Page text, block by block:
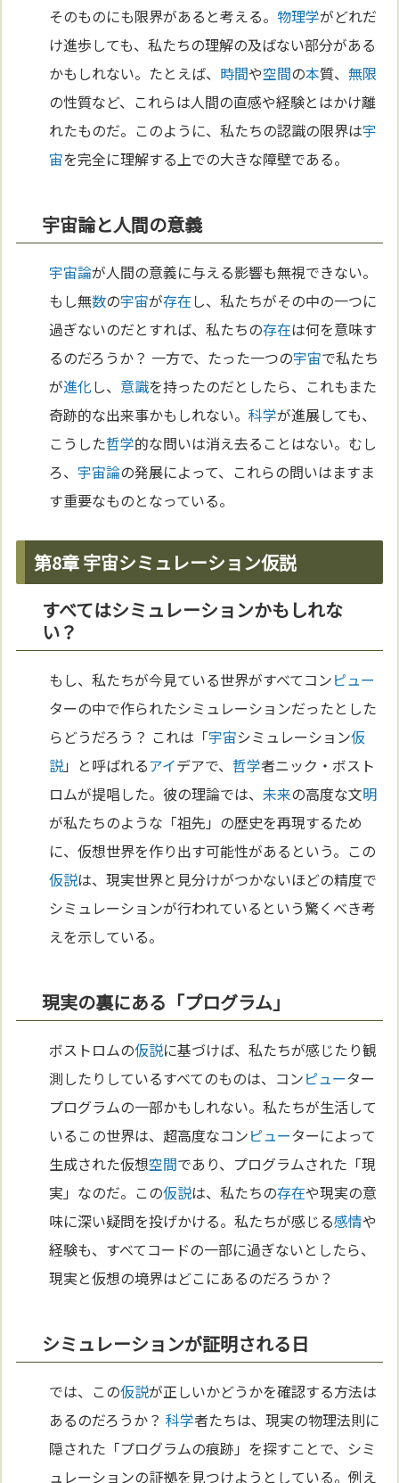
そのものにも限界があると考える。 物理学がどれだ
け進歩しても、私たちの理解の及ばない部分がある
かもしれない。たとえば、 時間や空間の本質、無限
の性質など、これらは人間の直感や経験とはかけ離
れたものだ。このように、私たちの認識の限界は宇
宙を完全に理解する上での大きな障壁である。
宇宙論と人間の意義
宇宙論が人間の意義に与える影響も無視できない。
もし無数の宇宙が存在し、私たちがその中の一つに
過ぎないのだとすれば、私たちの存在は何を意味す
るのだろうか？ 一方で、たった一つの宇宙で私たち
が進化し、 意識を持ったのだとしたら、これもまた
奇跡的な出来事かもしれない。科学が進展しても、
こうした哲学的な問いは消え去ることはない。むし
ろ、 宇宙論の発展によって、これらの問いはますま
す重要なものとなっている。
第8章 宇宙シミュレーション仮説
すべてはシミュレーションかもしれな
い？
もし、私たちが今見ている世界がすべてコンピュー
ターの中で作られたシミュレーションだったとした
らどうだろう？ これは「宇宙シミュレーション仮
説」と呼ばれるアイデアで、 哲学者ニック・ボスト
ロムが提唱した。彼の理論では、未来の高度な文明
が私たちのような「祖先」の歴史を再現するため
に、仮想世界を作り出す可能性があるという。この
仮説は、現実世界と見分けがつかないほどの精度で
シミュレーションが行われているという驚くべき考
えを示している。
現実の裏にある「プログラム」
ボストロムの仮説に基づけば、私たちが感じたり観
測したりしているすべてのものは、コンピューター
プログラムの一部かもしれない。私たちが生活して
いるこの世界は、超高度なコンピューターによって
生成された仮想空間であり、プログラムされた「現
実」なのだ。この仮説は、私たちの存在や現実の意
味に深い疑問を投げかける。私たちが感じる感情や
経験も、すべてコードの一部に過ぎないとしたら、
現実と仮想の境界はどこにあるのだろうか？
シミュレーションが証明される日
では、この仮説が正しいかどうかを確認する方法は
あるのだろうか？科学者たちは、現実の物理法則に
隠された「プログラムの痕跡」を探すことで、シミ
ュレーションの証拠を見つけようとしている。例え